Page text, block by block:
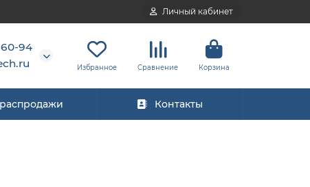
Личный кабинет
60-94
Избранное Сравнение Корзина
Контакты